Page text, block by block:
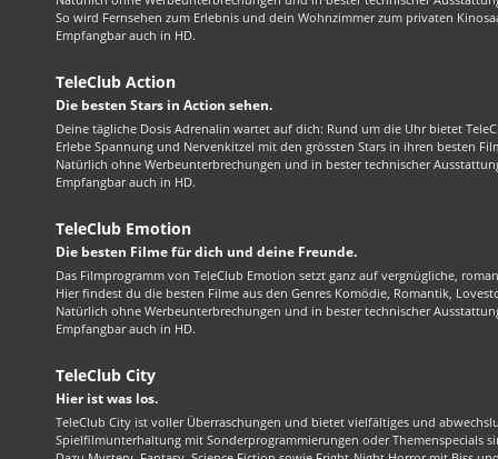
So wird Fernsehen zum Erlebnis und dein Wohnzimmer zum privaten
Empfangbar auch in HD.
TeleClub Action
Die besten Stars in Action sehen.
Deine tägliche Dosis Adrenalin wartet auf dich: Rund um die Uhr bietet
Erlebe Spannung und Nervenkitzel mit den grössten Stars in ihren besten
Natürlich ohne Werbeunterbrechungen und in bester technischer
Empfangbar auch in HD.
TeleClub Emotion
Die besten Filme für dich und deine Freunde.
Das Filmprogramm von TeleClub Emotion setzt ganz auf vergnügliche,
Hier findest du die besten Filme aus den Genres Komödie, Romantik,
Natürlich ohne Werbeunterbrechungen und in bester technischer
Empfangbar auch in HD.
TeleClub City
Hier ist was los.
TeleClub City ist voller Überraschungen und bietet vielfältiges und
Spielfilmunterhaltung mit Sonderprogrammierungen oder Themenspecials